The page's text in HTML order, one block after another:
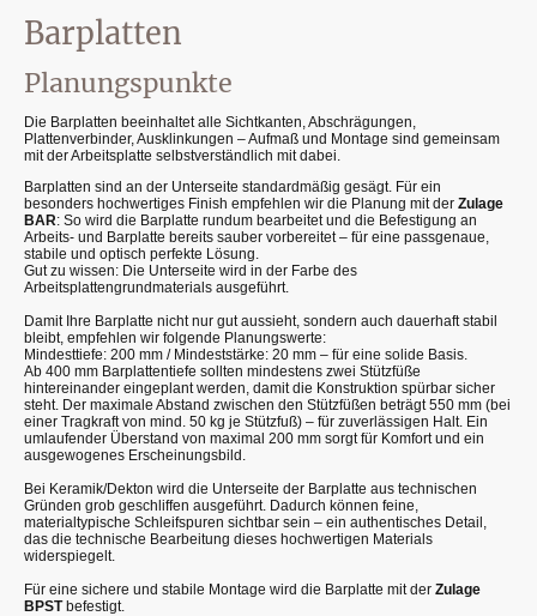
Barplatten
Planungspunkte
Die Barplatten beeinhaltet alle Sichtkanten, Abschrägungen,
Plattenverbinder, Ausklinkungen – Aufmaß und Montage sind gemeinsam
mit der Arbeitsplatte selbstverständlich mit dabei.
Barplatten sind an der Unterseite standardmäßig gesägt. Für ein
besonders hochwertiges Finish empfehlen wir die Planung mit der Zulage
BAR: So wird die Barplatte rundum bearbeitet und die Befestigung an
Arbeits- und Barplatte bereits sauber vorbereitet – für eine passgenaue,
stabile und optisch perfekte Lösung.
Gut zu wissen: Die Unterseite wird in der Farbe des
Arbeitsplattengrundmaterials ausgeführt.
Damit Ihre Barplatte nicht nur gut aussieht, sondern auch dauerhaft stabil
bleibt, empfehlen wir folgende Planungswerte:
Mindesttiefe: 200 mm / Mindeststärke: 20 mm – für eine solide Basis.
Ab 400 mm Barplattentiefe sollten mindestens zwei Stützfüße
hintereinander eingeplant werden, damit die Konstruktion spürbar sicher
steht. Der maximale Abstand zwischen den Stützfüßen beträgt 550 mm (bei
einer Tragkraft von mind. 50 kg je Stützfuß) – für zuverlässigen Halt. Ein
umlaufender Überstand von maximal 200 mm sorgt für Komfort und ein
ausgewogenes Erscheinungsbild.
Bei Keramik/Dekton wird die Unterseite der Barplatte aus technischen
Gründen grob geschliffen ausgeführt. Dadurch können feine,
materialtypische Schleifspuren sichtbar sein – ein authentisches Detail,
das die technische Bearbeitung dieses hochwertigen Materials
widerspiegelt.
Für eine sichere und stabile Montage wird die Barplatte mit der Zulage
BPSTbefestigt.